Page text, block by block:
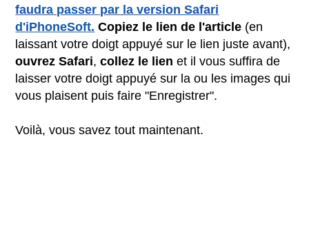
faudra passer par la version Safari
d'iPhoneSoft. Copiez le lien de l'article (en
laissant votre doigt appuyé sur le lien juste avant),
ouvrez Safari, collez le lien et il vous suffira de
laisser votre doigt appuyé sur la ou les images qui
vous plaisent puis faire "Enregistrer".
Voilà, vous savez tout maintenant.